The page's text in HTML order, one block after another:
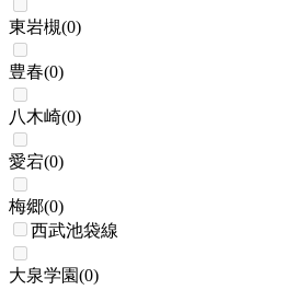
東岩槻(0)
豊春(0)
八木崎(0)
愛宕(0)
梅郷(0)
西武池袋線
大泉学園(0)